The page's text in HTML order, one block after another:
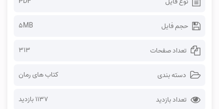
حجم فایل 5MB
تعداد صفحات 313
دسته بندی کتاب های رمان
تعداد بازدید 1137 بازدید